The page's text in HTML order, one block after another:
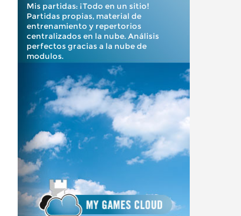
Mis partidas: ¡Todo en un sitio!
Partidas propias, material de
entrenamiento y repertorios
centralizados en la nube. Análisis
perfectos gracias a la nube de
modulos.